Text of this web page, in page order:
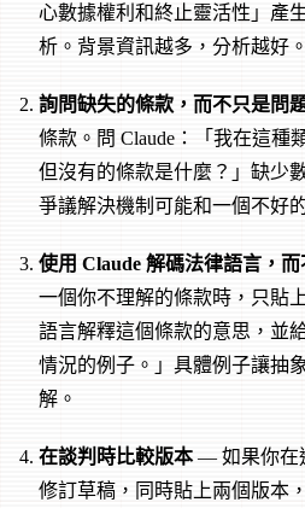
心數據權利和終止靈活性」產
析。背景資訊越多，分析越好。
詢問缺失的條款，而不只是問
條款。問 Claude：「我在這種
但沒有的條款是什麼？」缺少
爭議解決機制可能和一個不好
使用 Claude 解碼法律語言，
一個你不理解的條款時，只貼
語言解釋這個條款的意思，並
情況的例子。」具體例子讓抽
解。
在談判時比較版本— 如果你在
修訂草稿，同時貼上兩個版本